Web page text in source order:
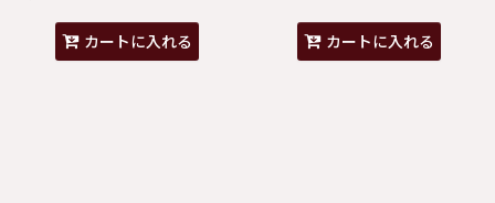
カートに入れる カートに入れる